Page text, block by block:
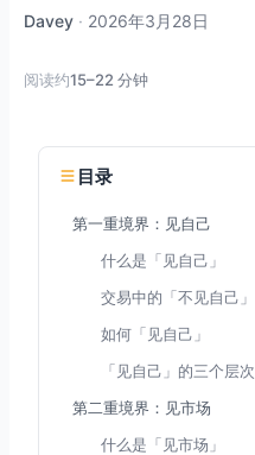
Davey · 2026年3月28日
阅读约15–22 分钟
目录
第一重境界：见自己
什么是「见自己」
交易中的「不见自己」
如何「见自己」
「见自己」的三个层次
第二重境界：见市场
什么是「见市场」